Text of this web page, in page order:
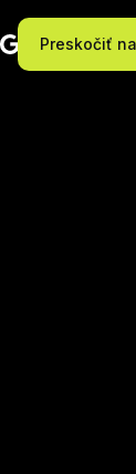
Preskočiť